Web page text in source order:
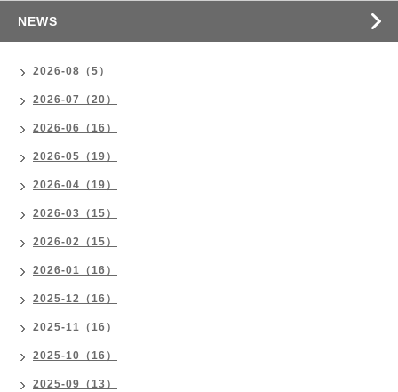
NEWS
2026-08（5）
2026-07（20）
2026-06（16）
2026-05（19）
2026-04（19）
2026-03（15）
2026-02（15）
2026-01（16）
2025-12（16）
2025-11（16）
2025-10（16）
2025-09（13）